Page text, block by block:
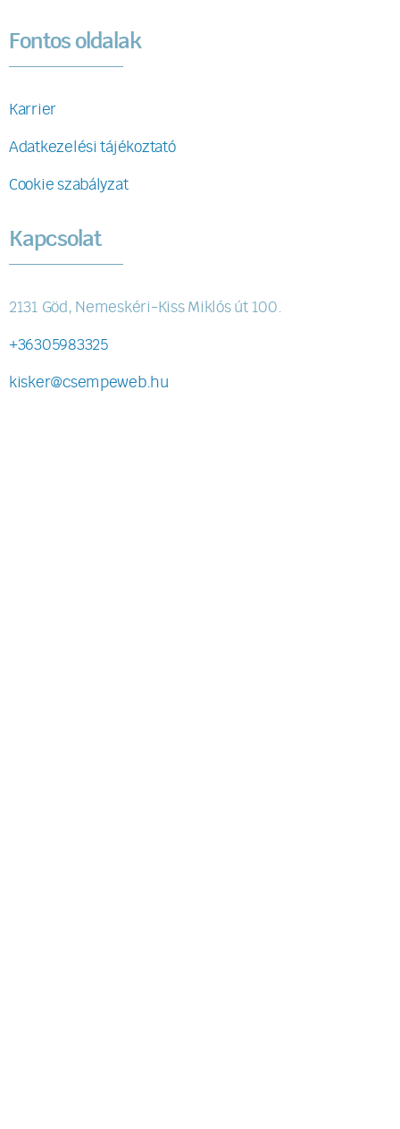
Fontos oldalak
Karrier
Adatkezelési tájékoztató
Cookie szabályzat
Kapcsolat
2131 Göd, Nemeskéri-Kiss Miklós út 100.
+36305983325
kisker@csempeweb.hu